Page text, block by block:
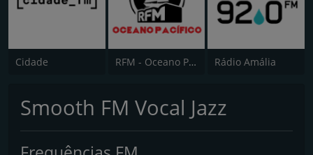
Cidade RFM - Oceano Pacífico Online Rádio Amália
Smooth FM Vocal Jazz